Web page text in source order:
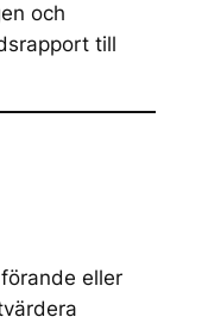
och
till
eller